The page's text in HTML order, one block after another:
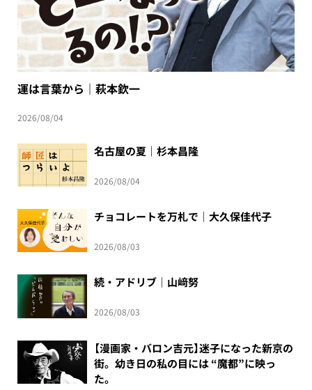
運は言葉から｜萩本欽一
2026/08/04
名古屋の夏｜杉本昌隆
2026/08/04
チョコレートを万札で｜大久保佳代子
2026/08/03
続・アドリブ｜山﨑努
2026/08/03
【漫画家・バロン吉元】迷子になった新京の
街。幼き日の私の目には “魔都”に映っ
た。